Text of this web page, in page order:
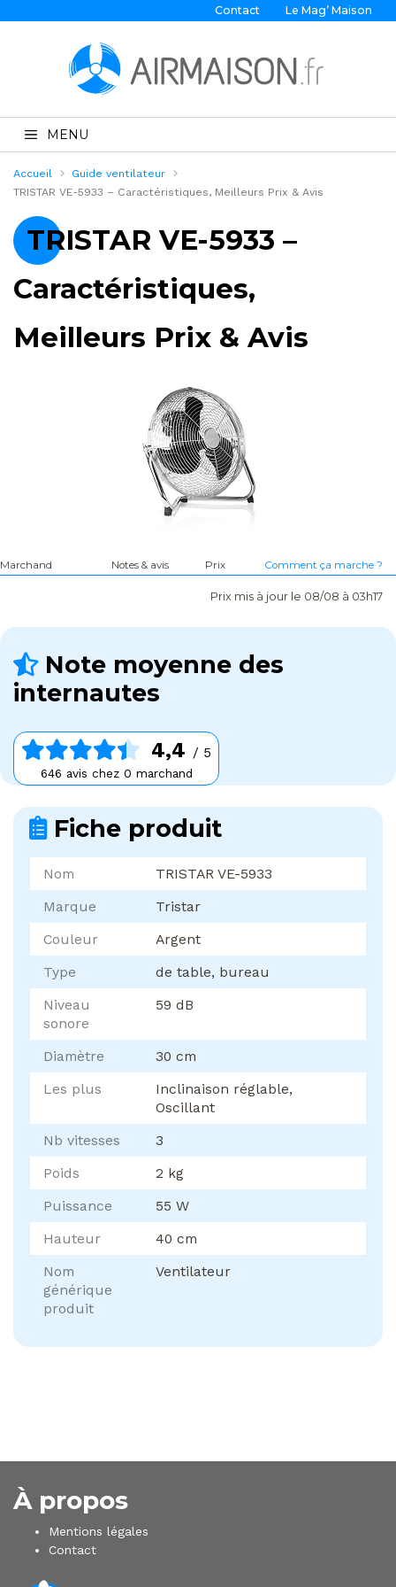
Contact Le Mag’ Maison
MENU
Accueil
Guide ventilateur
TRISTAR VE-5933 – Caractéristiques, Meilleurs Prix & Avis
TRISTAR VE-5933 –
Caractéristiques,
Meilleurs Prix & Avis
Marchand Notes & avis Prix Comment ça marche ?
Prix mis à jour le 08/08 à 03h17
Note moyenne des
internautes
4,4 / 5
646 avis chez 0 marchand
Fiche produit
Nom
TRISTAR VE-5933
Marque
Tristar
Couleur
Argent
Type
de table, bureau
Niveau
sonore
59 dB
Diamètre
30 cm
Les plus
Inclinaison réglable,
Oscillant
Nb vitesses
3
Poids
2 kg
Puissance
55 W
Hauteur
40 cm
Nom
générique
produit
Ventilateur
À propos
Mentions légales
Contact